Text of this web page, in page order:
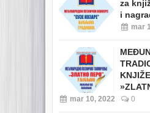
za
i
mar
mar 10, 2022 0